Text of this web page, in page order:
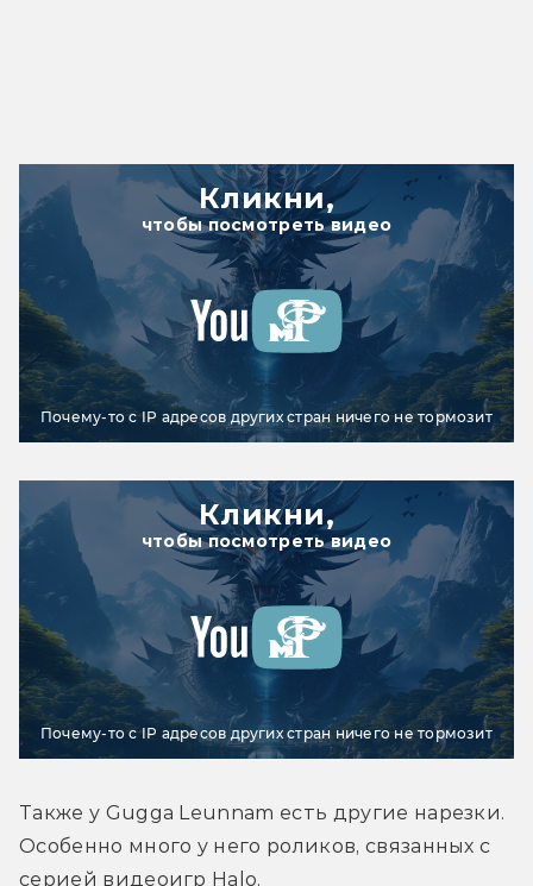
Кликни,
чтобы посмотреть видео
Почему-то с IP адресов других стран ничего не тормозит
Кликни,
чтобы посмотреть видео
Почему-то с IP адресов других стран ничего не тормозит
Также у Gugga Leunnam есть другие нарезки.
Особенно много у него роликов, связанных с
серией видеоигр Halo.